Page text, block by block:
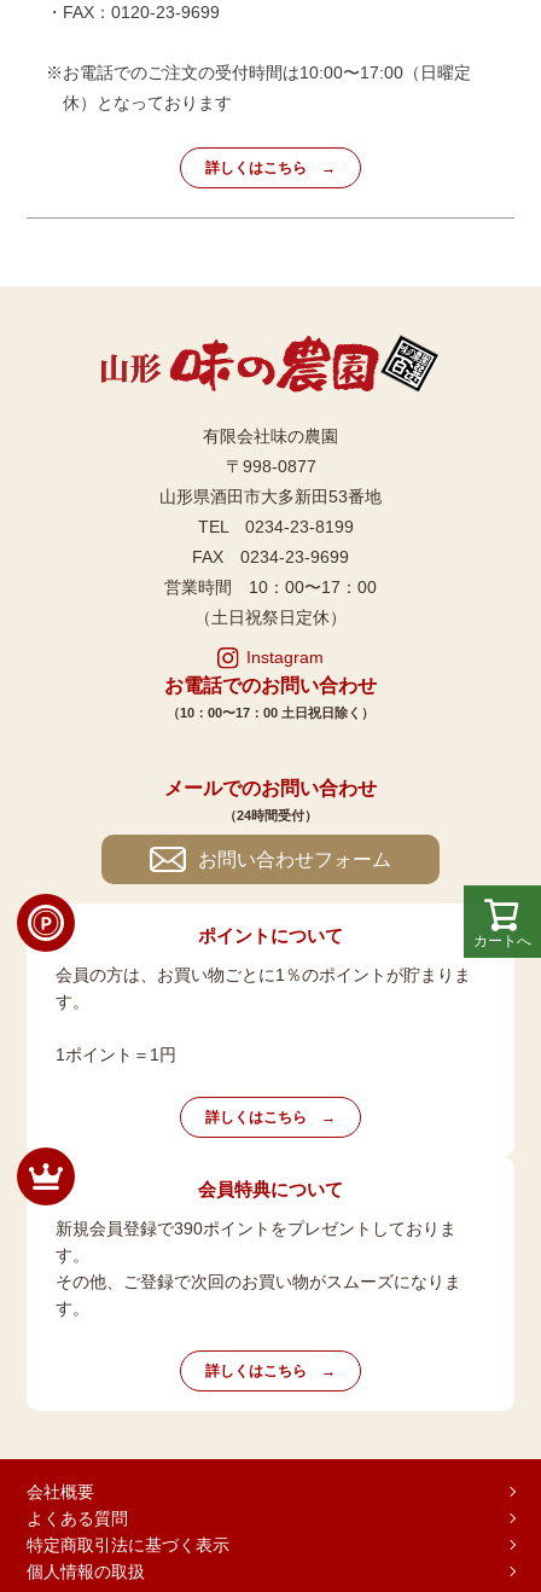
カートへ
・FAX：0120-23-9699
※お電話でのご注文の受付時間は10:00〜17:00（日曜定
休）となっております
詳しくはこちら
有限会社味の農園
〒998-0877
山形県酒田市大多新田53番地
TEL 0234-23-8199
FAX 0234-23-9699
営業時間 10：00〜17：00
（土日祝祭日定休）
Instagram
お電話でのお問い合わせ
（10：00〜17：00 土日祝日除く）
メールでのお問い合わせ
（24時間受付）
お問い合わせフォーム
ポイントについて
会員の方は、お買い物ごとに1％のポイントが貯まりま
す。
1ポイント＝1円
詳しくはこちら
会員特典について
新規会員登録で390ポイントをプレゼントしておりま
す。
その他、ご登録で次回のお買い物がスムーズになりま
す。
詳しくはこちら
会社概要
よくある質問
特定商取引法に基づく表示
個人情報の取扱